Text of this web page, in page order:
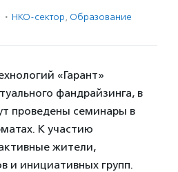
· НКО-сектор, Образование
«Гарант»
фандрайзинга, в
проведены семинары в
К участию
жители,
и инициативных групп.